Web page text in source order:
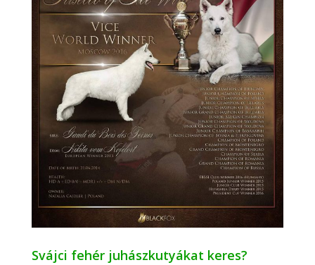
Svájci fehér juhászkutyákat keres?